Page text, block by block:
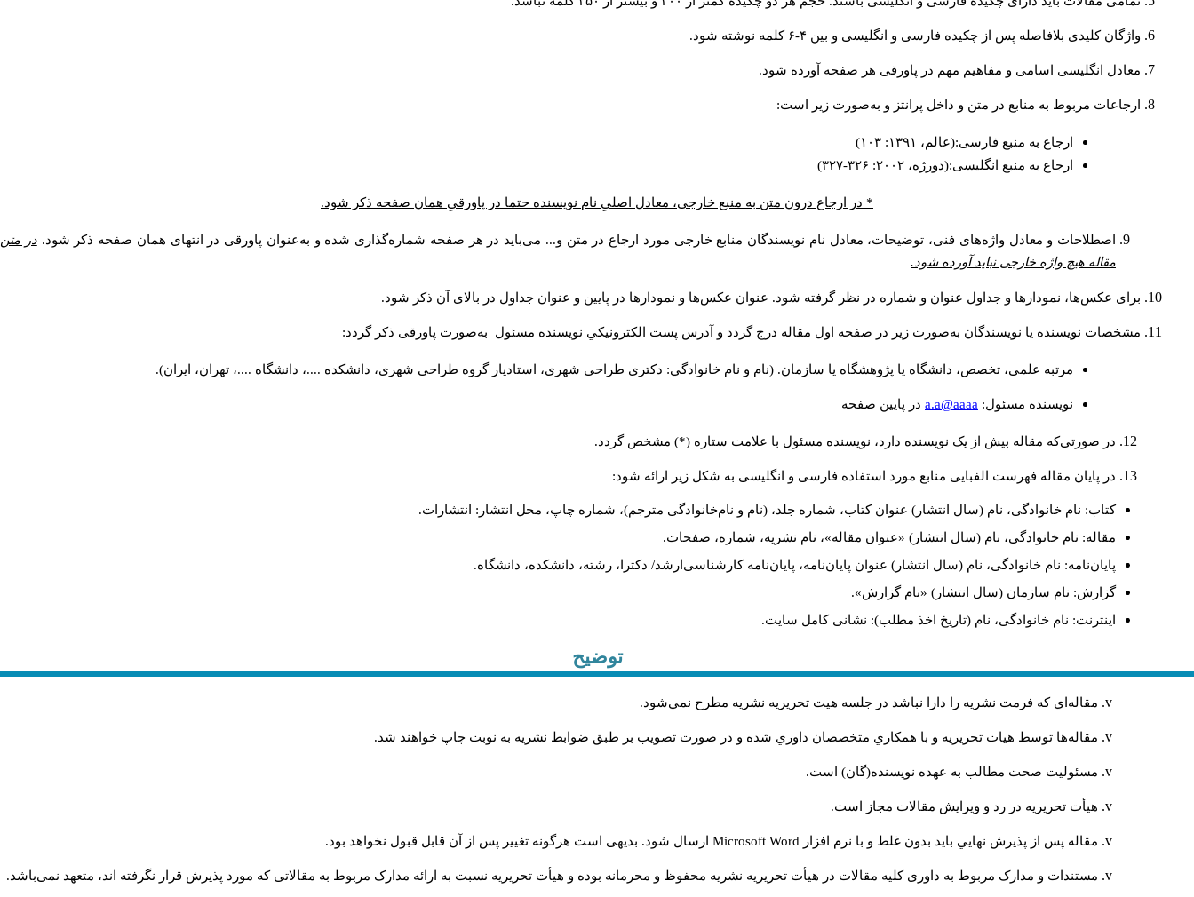
واژگان کلیدی بلافاصله پس از چکیده فارسی و انگلیسی و بین ۴-۶ کلمه نوشته شود.
معادل انگلیسی اسامی و مفاهیم مهم در پاورقی هر صفحه آورده شود.
ارجاعات مربوط به منابع در متن و داخل پرانتز و به‌صورت زیر است:
ارجاع به منبع فارسی:(عالم، ۱۳۹۱: ۱۰۳)
ارجاع به منبع انگلیسی:(دورژه، ۲۰۰۲: ۳۲۶-۳۲۷)
* در ارجاع درون متن به منبع خارجی، معادل اصلیِ نام نویسنده حتما در پاورقیِ همان صفحه ذکر شود.
اصطلاحات و معادل واژه‌های فنی، توضیحات، معادل نام نویسندگان منابع خارجی مورد ارجاع در متن و... می‌باید در هر صفحه شماره‌گذاری شده و به‌عنوان پاورقی در انتهای همان صفحه ذکر شود. در متن
مقاله هیچ واژه خارجی نباید آورده شود.
برای عکس‌ها، نمودارها و جداول عنوان و شماره در نظر گرفته شود. عنوان عکس‌ها و نمودارها در پایین و عنوان جداول در بالای آن ذکر شود.
مشخصات نویسنده یا نویسندگان به‌صورت زیر در صفحه اول مقاله درج گردد و آدرس پست الكترونيكي نويسنده مسئول به‌صورت پاورقی ذکر گردد:
مرتبه علمی، تخصص، دانشگاه یا پژوهشگاه یا سازمان. (نام و نام خانوادگي: دکتری طراحی شهری، استادیار گروه طراحی شهری، دانشکده ....، دانشگاه ....، تهران، ایران).
نويسنده مسئول: a.a@aaaa در پايين صفحه
در صورتی‌که مقاله بیش از یک نویسنده دارد، نویسنده مسئول با علامت ستاره (*) مشخص گردد.
در پایان مقاله فهرست الفبایی منابع مورد استفاده فارسی و انگلیسی به شکل زیر ارائه شود:
کتاب: نام خانوادگی، نام (سال انتشار) عنوان کتاب، شماره جلد، (نام و نام‌خانوادگی مترجم)، شماره چاپ، محل انتشار: انتشارات.
مقاله: نام خانوادگی، نام (سال انتشار) «عنوان مقاله»، نام نشریه، شماره، صفحات.
پایان‌نامه: نام خانوادگی، نام (سال انتشار) عنوان پایان‌نامه، پایان‌نامه کارشناسی‌ارشد/ دکترا، رشته، دانشکده، دانشگاه.
گزارش: نام سازمان (سال انتشار) «نام گزارش».
اینترنت: نام خانوادگی، نام (تاریخ اخذ مطلب): نشانی کامل سایت.
توضیح
مقاله‌اي كه فرمت نشريه را دارا نباشد در جلسه هيت تحريريه نشريه مطرح نمي‌شود.
مقاله‌ها توسط هیات تحريريه و با همکاري متخصصان داوري شده و در صورت تصويب بر طبق ضوابط نشريه به نوبت چاپ خواهند شد.
مسئوليت صحت مطالب به عهده نويسنده(گان) است.
هيأت تحريريه در رد و ويرايش مقالات مجاز است.
مقاله پس از پذيرش نهايي باید بدون غلط و با نرم افزار Microsoft Word ارسال شود. بدیهی است هرگونه تغییر پس از آن قابل قبول نخواهد بود.
مستندات و مدارک مربوط به داوری کلیه مقالات در هیأت تحریریه نشریه محفوظ و محرمانه بوده و هیأت تحریریه نسبت به ارائه مدارک مربوط به مقالاتی که مورد پذیرش قرار نگرفته اند، متعهد نمی‌باشد.